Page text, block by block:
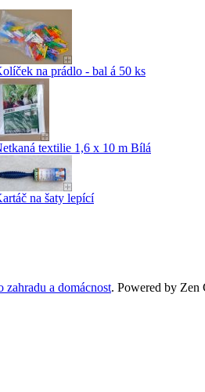
na prádlo - bal á 50 ks
textilie 1,6 x 10 m Bílá
na šaty lepící
zahradu a domácnost. Powered by Zen